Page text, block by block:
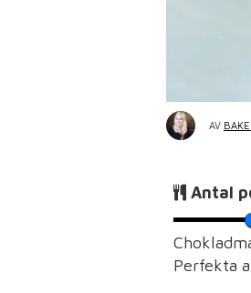
AV
Antal
Perfekta